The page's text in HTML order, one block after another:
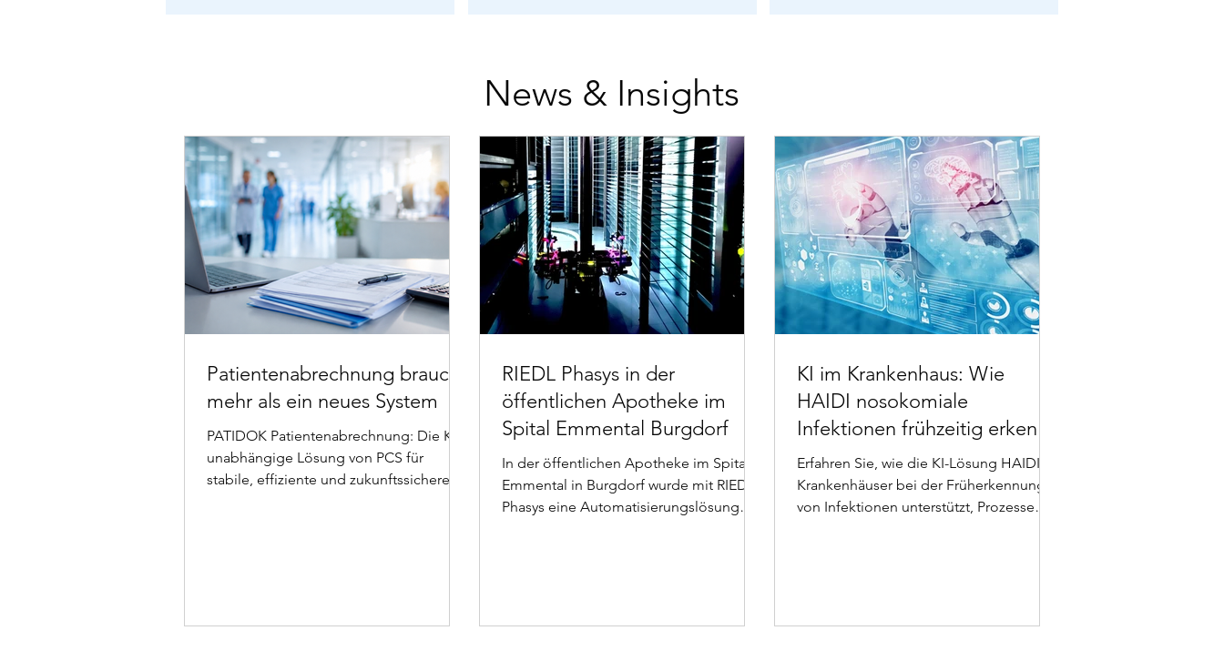
News & Insights
Patientenabrechnung braucht
mehr als ein neues System
PATIDOK Patientenabrechnung: Die KIS-
unabhängige Lösung von PCS für
stabile, effiziente und zukunftssichere
RIEDL Phasys in der
öffentlichen Apotheke im
Spital Emmental Burgdorf
In der öffentlichen Apotheke im Spital
Emmental in Burgdorf wurde mit RIEDL
Phasys eine Automatisierungslösung
KI im Krankenhaus: Wie
HAIDI nosokomiale
Infektionen frühzeitig erkennt
und Patientensicherheit
erhöht
Erfahren Sie, wie die KI-Lösung HAIDI
Krankenhäuser bei der Früherkennung
von Infektionen unterstützt, Prozesse